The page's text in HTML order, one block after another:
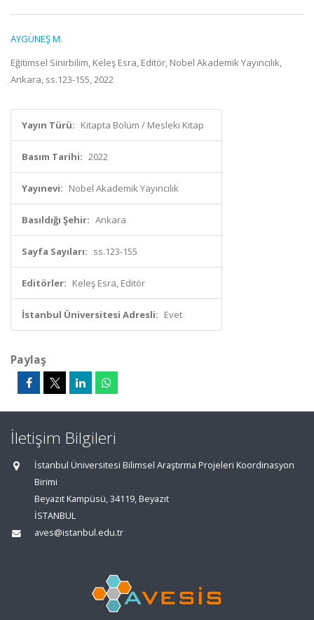
AYGÜNEŞ M.
Eğitimsel Sinirbilim, Keleş Esra, Editör, Nobel Akademik Yayıncılık,
Ankara, ss.123-155, 2022
Yayın Türü: Kitapta Bölüm / Mesleki Kitap
Basım Tarihi: 2022
Yayınevi: Nobel Akademik Yayıncılık
Basıldığı Şehir: Ankara
Sayfa Sayıları: ss.123-155
Editörler: Keleş Esra, Editör
İstanbul Üniversitesi Adresli: Evet
Paylaş
İletişim Bilgileri
İstanbul Üniversitesi Bilimsel Araştırma Projeleri Koordinasyon
Birimi
Beyazıt Kampüsü, 34119, Beyazıt
İSTANBUL
aves@istanbul.edu.tr